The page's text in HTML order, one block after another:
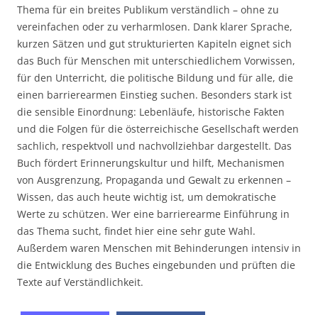
Thema für ein breites Publikum verständlich – ohne zu
vereinfachen oder zu verharmlosen. Dank klarer Sprache,
kurzen Sätzen und gut strukturierten Kapiteln eignet sich
das Buch für Menschen mit unterschiedlichem Vorwissen,
für den Unterricht, die politische Bildung und für alle, die
einen barrierearmen Einstieg suchen. Besonders stark ist
die sensible Einordnung: Lebenläufe, historische Fakten
und die Folgen für die österreichische Gesellschaft werden
sachlich, respektvoll und nachvollziehbar dargestellt. Das
Buch fördert Erinnerungskultur und hilft, Mechanismen
von Ausgrenzung, Propaganda und Gewalt zu erkennen –
Wissen, das auch heute wichtig ist, um demokratische
Werte zu schützen. Wer eine barrierearme Einführung in
das Thema sucht, findet hier eine sehr gute Wahl.
Außerdem waren Menschen mit Behinderungen intensiv in
die Entwicklung des Buches eingebunden und prüften die
Texte auf Verständlichkeit.